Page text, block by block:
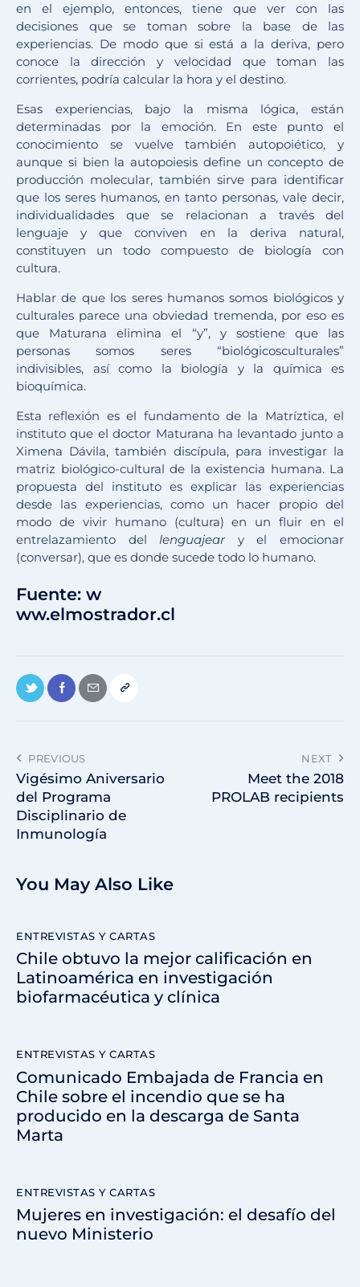
en el ejemplo, entonces, tiene que ver con las
decisiones que se toman sobre la base de las
experiencias. De modo que si está a la deriva, pero
conoce la dirección y velocidad que toman las
corrientes, podría calcular la hora y el destino.
Esas experiencias, bajo la misma lógica, están
determinadas por la emoción. En este punto el
conocimiento se vuelve también autopoiético, y
aunque si bien la autopoiesis define un concepto de
producción molecular, también sirve para identificar
que los seres humanos, en tanto personas, vale decir,
individualidades que se relacionan a través del
lenguaje y que conviven en la deriva natural,
constituyen un todo compuesto de biología con
cultura.
Hablar de que los seres humanos somos biológicos y
culturales parece una obviedad tremenda, por eso es
que Maturana elimina el “y”, y sostiene que las
personas somos seres “biológicosculturales”
indivisibles, así como la biología y la química es
bioquímica.
Esta reflexión es el fundamento de la Matríztica, el
instituto que el doctor Maturana ha levantado junto a
Ximena Dávila, también discípula, para investigar la
matriz biológico-cultural de la existencia humana. La
propuesta del instituto es explicar las experiencias
desde las experiencias, como un hacer propio del
modo de vivir humano (cultura) en un fluir en el
entrelazamiento dellenguajeary el emocionar
(conversar), que es donde sucede todo lo humano.
Fuente: w
ww.elmostrador.cl
PREVIOUS
Vigésimo Aniversario
del Programa
Disciplinario de
Inmunología
NEXT
Meet the 2018
PROLAB recipients
You May Also Like
ENTREVISTAS Y CARTAS
Chile obtuvo la mejor calificación en
Latinoamérica en investigación
biofarmacéutica y clínica
ENTREVISTAS Y CARTAS
Comunicado Embajada de Francia en
Chile sobre el incendio que se ha
producido en la descarga de Santa
Marta
ENTREVISTAS Y CARTAS
Mujeres en investigación: el desafío del
nuevo Ministerio